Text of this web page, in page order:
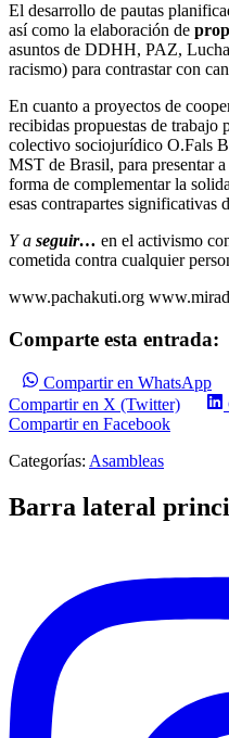
El desarrollo de pautas
así como la elaboración de
asuntos de DDHH, PAZ,
racismo) para contrastar con
En cuanto a proyectos de
recibidas propuestas de
colectivo sociojurídico O.Fals
MST de Brasil, para presentar
forma de complementar la
esas contrapartes significativas
Y a seguir… en el activismo
cometida contra cualquier
www.pachakuti.org
Comparte esta entrada:
Compartir en WhatsApp
Compartir en X (Twitter)
Compartir en Facebook
Categorías: Asambleas
Barra lateral